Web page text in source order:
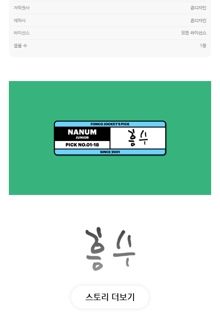
저작권사 윤디자인
제작사 윤디자인
라이선스 모든 라이선스
글꼴 수 1종
스토리 더보기